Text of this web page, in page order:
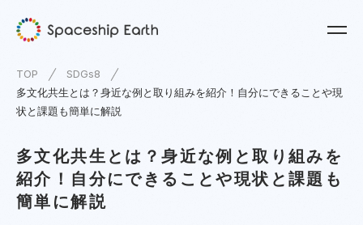
TOP
SDGs8
多文化共生とは？身近な例と取り組みを紹介！自分にできることや現
状と課題も簡単に解説
多文化共生とは？身近な例と取り組みを
紹介！自分にできることや現状と課題も
簡単に解説